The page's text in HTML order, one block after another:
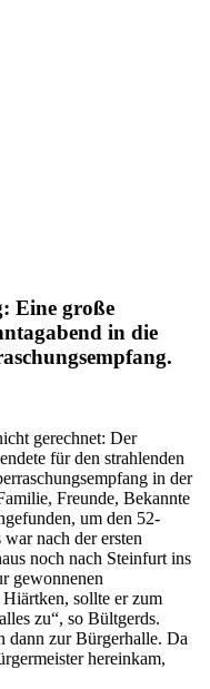
Eine große
in die
gerechnet: Der
für den strahlenden
in der
Freunde, Bekannte
um den 52-
nach der ersten
noch nach Steinfurt ins
gewonnenen
sollte er zum
zu“, so Bültgerds.
dann zur Bürgerhalle. Da
hereinkam,